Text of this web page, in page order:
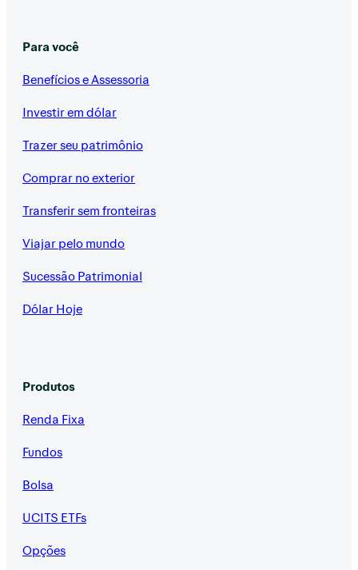
Para você
Benefícios e Assessoria
Investir em dólar
Trazer seu patrimônio
Comprar no exterior
Transferir sem fronteiras
Viajar pelo mundo
Sucessão Patrimonial
Dólar Hoje
Produtos
Renda Fixa
Fundos
Bolsa
UCITS ETFs
Opções